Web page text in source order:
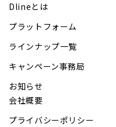
Dlineとは
プラットフォーム
ラインナップ一覧
キャンペーン事務局
お知らせ
会社概要
プライバシーポリシー